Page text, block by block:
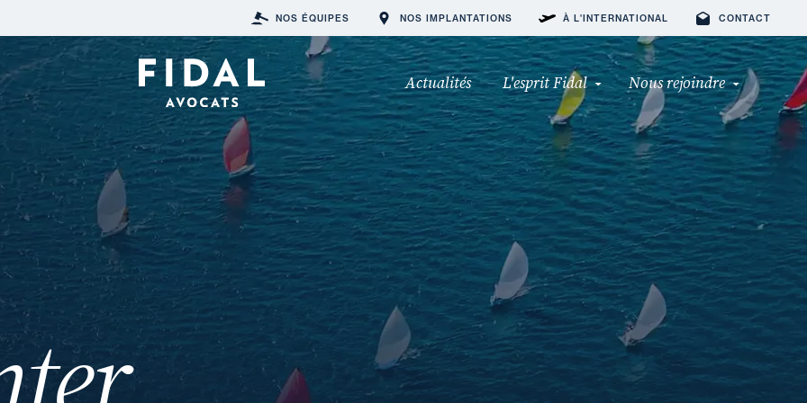
NOS ÉQUIPES NOS IMPLANTATIONS À L'INTERNATIONAL CONTACT
Actualités L'esprit Fidal Nous rejoindre